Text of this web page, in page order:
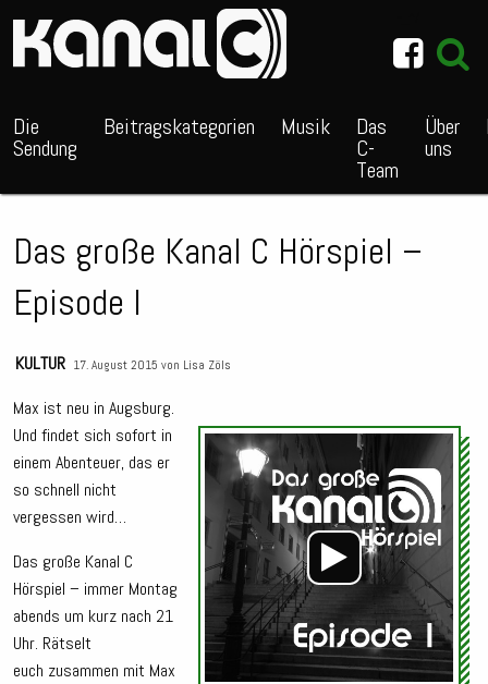
Die
Sendung
Beitragskategorien Musik Das
C-
Team
Über
uns
Das große Kanal C Hörspiel –
Episode I
KULTUR 17. August 2015 von Lisa Zöls
Max ist neu in Augsburg.
Und findet sich sofort in
einem Abenteuer, das er
so schnell nicht
vergessen wird…
Das große Kanal C
Hörspiel – immer Montag
abends um kurz nach 21
Uhr. Rätselt
euch zusammen mit Max